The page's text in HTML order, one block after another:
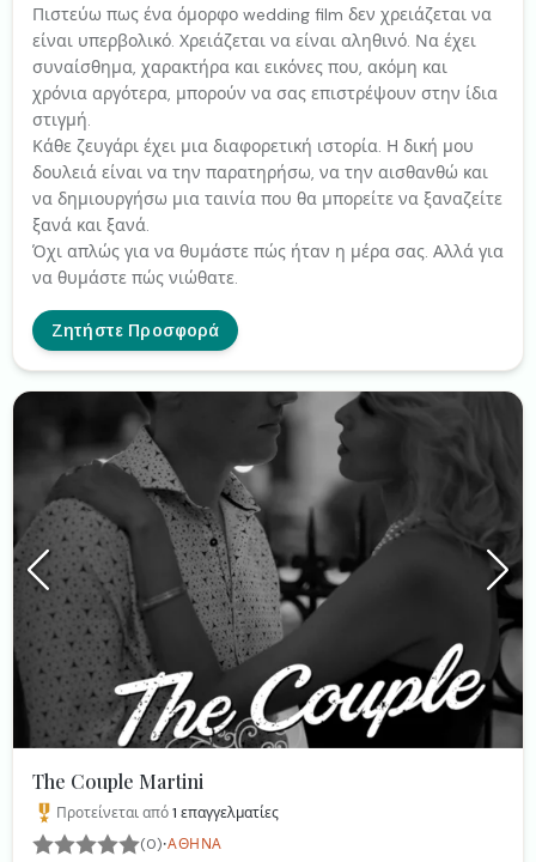
Πιστεύω πως ένα όμορφο wedding film δεν χρειάζεται να
είναι υπερβολικό. Χρειάζεται να είναι αληθινό. Να έχει
συναίσθημα, χαρακτήρα και εικόνες που, ακόμη και
χρόνια αργότερα, μπορούν να σας επιστρέψουν στην ίδια
στιγμή.
Κάθε ζευγάρι έχει μια διαφορετική ιστορία. Η δική μου
δουλειά είναι να την παρατηρήσω, να την αισθανθώ και
να δημιουργήσω μια ταινία που θα μπορείτε να ξαναζείτε
ξανά και ξανά.
Όχι απλώς για να θυμάστε πώς ήταν η μέρα σας. Αλλά για
να θυμάστε πώς νιώθατε.
Ζητήστε Προσφορά
The Couple Martini
Προτείνεται από1 επαγγελματίες
(0)·ΑΘΉΝΑ